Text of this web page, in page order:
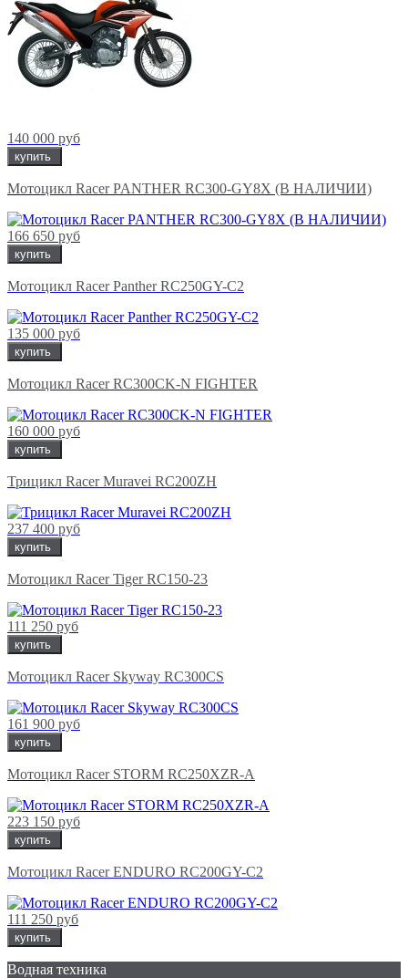
140 000 руб
купить
Мотоцикл Racer PANTHER RC300-GY8Х (В НАЛИЧИИ)
166 650 руб
купить
Мотоцикл Racer Panther RC250GY-C2
135 000 руб
купить
Мотоцикл Racer RC300CK-N FIGHTER
160 000 руб
купить
Трицикл Racer Muravei RC200ZH
237 400 руб
купить
Мотоцикл Racer Tiger RC150-23
111 250 руб
купить
Мотоцикл Racer Skyway RC300CS
161 900 руб
купить
Мотоцикл Racer STORM RC250XZR-A
223 150 руб
купить
Мотоцикл Racer ENDURO RC200GY-C2
111 250 руб
купить
Водная техника